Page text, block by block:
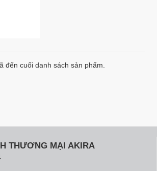
đến cuối danh sách sản phẩm.
THƯƠNG MẠI AKIRA